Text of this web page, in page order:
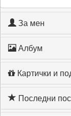
За мен
Албум
Картички и
Последни